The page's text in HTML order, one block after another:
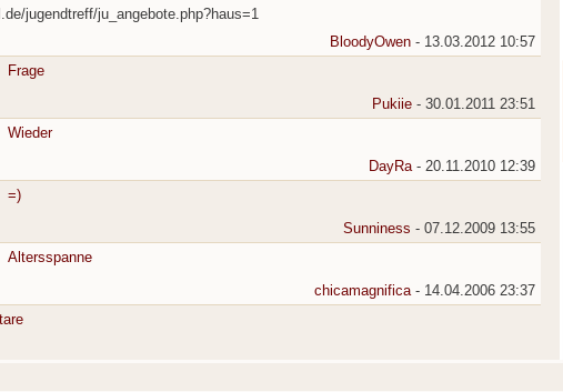
jugendtreff/ju_angebote.php?haus=1
BloodyOwen- 13.03.2012 10:57
Frage
Pukiie- 30.01.2011 23:51
Wieder
DayRa- 20.11.2010 12:39
=)
Sunniness - 07.12.2009 13:55
Altersspanne
chicamagnifica- 14.04.2006 23:37